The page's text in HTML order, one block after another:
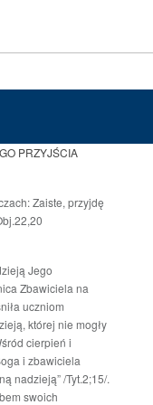
PRZYJŚCIA
Zaiste, przyjdę
Jego
Zbawiciela na
uczniom
której nie mogły
cierpień i
i zbawiciela
nadzieją” /Tyt.2;15/.
swoich